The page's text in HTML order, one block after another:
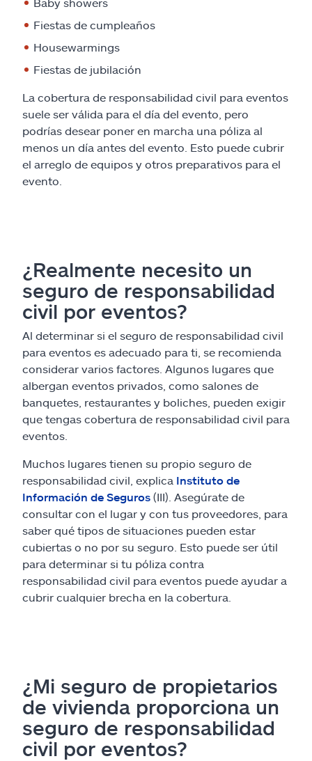
Fiestas de cumpleaños
Housewarmings
Fiestas de jubilación
La cobertura de responsabilidad civil para eventos
suele ser válida para el día del evento, pero
podrías desear poner en marcha una póliza al
menos un día antes del evento. Esto puede cubrir
el arreglo de equipos y otros preparativos para el
evento.
¿Realmente necesito un
seguro de responsabilidad
civil por eventos?
Al determinar si el seguro de responsabilidad civil
para eventos es adecuado para ti, se recomienda
considerar varios factores. Algunos lugares que
albergan eventos privados, como salones de
banquetes, restaurantes y boliches, pueden exigir
que tengas cobertura de responsabilidad civil para
eventos.
Muchos lugares tienen su propio seguro de
responsabilidad civil, explica Instituto de
Información de Seguros (III). Asegúrate de
consultar con el lugar y con tus proveedores, para
saber qué tipos de situaciones pueden estar
cubiertas o no por su seguro. Esto puede ser útil
para determinar si tu póliza contra
responsabilidad civil para eventos puede ayudar a
cubrir cualquier brecha en la cobertura.
¿Mi seguro de propietarios
de vivienda proporciona un
seguro de responsabilidad
civil por eventos?